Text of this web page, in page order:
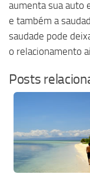
aumenta sua auto
e também a
saudade pode
o relacionamento
Posts